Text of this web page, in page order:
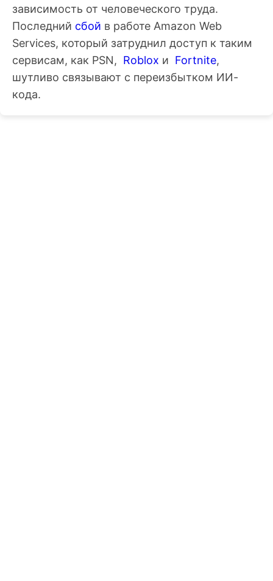
зависимость от человеческого труда.
Последний сбой в работе Amazon Web
Services, который затруднил доступ к таким
сервисам, как PSN, Roblox и Fortnite,
шутливо связывают с переизбытком ИИ-
кода.